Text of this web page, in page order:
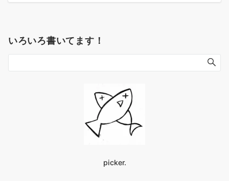
いろいろ書いてます！
picker.